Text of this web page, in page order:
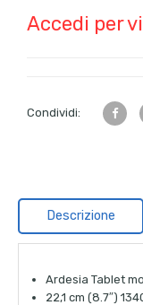
Accedi per
Condividi:
Descrizione
Ardesia Tablet
22,1 cm (8.7″)